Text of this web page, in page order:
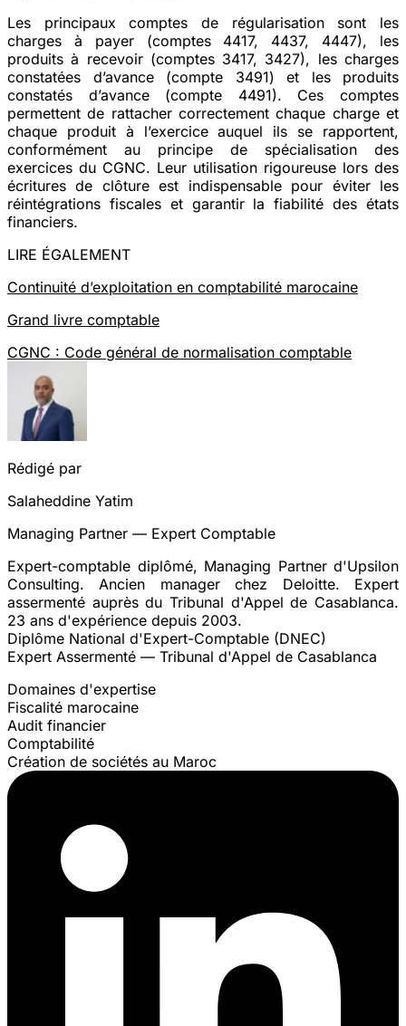
Les principaux comptes de régularisation sont les
charges à payer (comptes 4417, 4437, 4447), les
produits à recevoir (comptes 3417, 3427), les charges
constatées d’avance (compte 3491) et les produits
constatés d’avance (compte 4491). Ces comptes
permettent de rattacher correctement chaque charge et
chaque produit à l’exercice auquel ils se rapportent,
conformément au principe de spécialisation des
exercices du CGNC. Leur utilisation rigoureuse lors des
écritures de clôture est indispensable pour éviter les
réintégrations fiscales et garantir la fiabilité des états
financiers.
LIRE ÉGALEMENT
Continuité d’exploitation en comptabilité marocaine
Grand livre comptable
CGNC : Code général de normalisation comptable
Rédigé par
Salaheddine Yatim
Managing Partner — Expert Comptable
Expert-comptable diplômé, Managing Partner d'Upsilon
Consulting. Ancien manager chez Deloitte. Expert
assermenté auprès du Tribunal d'Appel de Casablanca.
23 ans d'expérience depuis 2003.
Diplôme National d'Expert-Comptable (DNEC)
Expert Assermenté — Tribunal d'Appel de Casablanca
Domaines d'expertise
Fiscalité marocaine
Audit financier
Comptabilité
Création de sociétés au Maroc